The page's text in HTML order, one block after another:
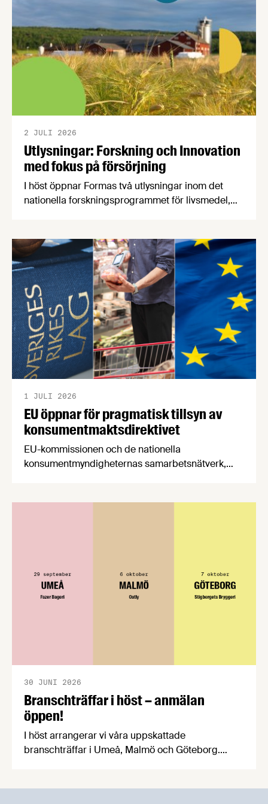
Utlysningar: Forskning och Innovation
med fokus på försörjning
2 JULI 2026
I höst öppnar Formas två utlysningar inom det
nationella forskningsprogrammet för livsmedel,
en motståndskraftig livsmedelsförsörjning", och
båda syftar till att bana väg för innovationer som
stärker Sveriges livsmedelsförsörjning.
EU öppnar för pragmatisk tillsyn av
konsumentmaktsdirektivet
1 JULI 2026
EU-kommissionen och de nationella
konsumentmyndigheternas samarbetsnätverk,
Branschträffar i höst – anmälan
öppen!
30 JUNI 2026
I höst arrangerar vi våra uppskattade
branschträffar i Umeå, Malmö och Göteborg.